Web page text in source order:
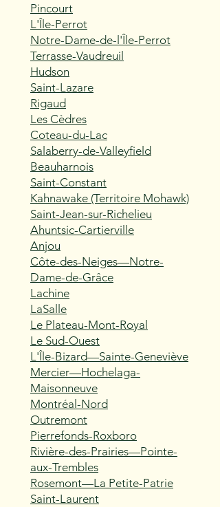
Pincourt
L'Île-Perrot
Notre-Dame-de-l'Île-Perrot
Terrasse-Vaudreuil
Hudson
Saint-Lazare
Rigaud
Les Cèdres
Coteau-du-Lac
Salaberry-de-Valleyfield
Beauharnois
Saint-Constant
Kahnawake (Territoire Mohawk)
Saint-Jean-sur-Richelieu
Ahuntsic-Cartierville
Anjou
Côte-des-Neiges—Notre-
Dame-de-Grâce
Lachine
LaSalle
Le Plateau-Mont-Royal
Le Sud-Ouest
L'Île-Bizard—Sainte-Geneviève
Mercier—Hochelaga-
Maisonneuve
Montréal-Nord
Outremont
Pierrefonds-Roxboro
Rivière-des-Prairies—Pointe-
aux-Trembles
Rosemont—La Petite-Patrie
Saint-Laurent